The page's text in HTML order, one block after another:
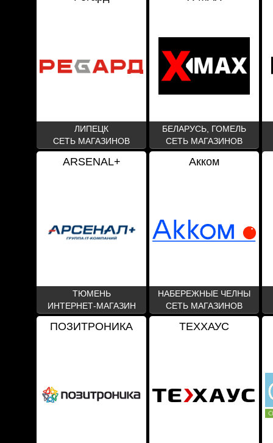
ЛИПЕЦК
СЕТЬ МАГАЗИНОВ
БЕЛАРУСЬ, ГОМЕЛЬ
СЕТЬ МАГАЗИНОВ
ARSENAL+
ТЮМЕНЬ
ИНТЕРНЕТ-МАГАЗИН
Акком
НАБЕРЕЖНЫЕ ЧЕЛНЫ
СЕТЬ МАГАЗИНОВ
ПОЗИТРОНИКА ТЕХХАУС